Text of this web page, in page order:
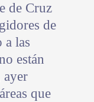
de Cruz
de
a las
están
ayer
que